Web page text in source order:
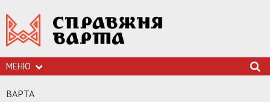
МЕНЮ
ВАРТА